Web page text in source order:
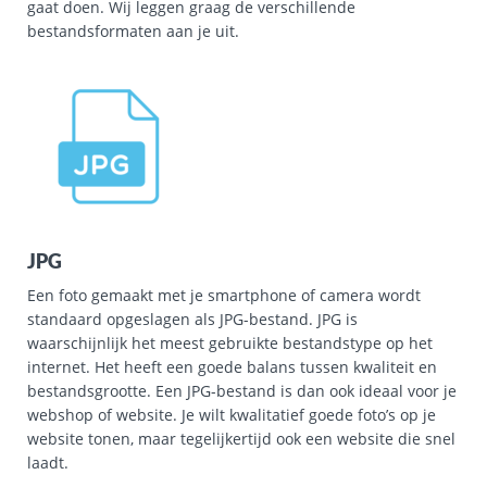
gaat doen. Wij leggen graag de verschillende
bestandsformaten aan je uit.
JPG
Een foto gemaakt met je smartphone of camera wordt
standaard opgeslagen als JPG-bestand. JPG is
waarschijnlijk het meest gebruikte bestandstype op het
internet. Het heeft een goede balans tussen kwaliteit en
bestandsgrootte. Een JPG-bestand is dan ook ideaal voor je
webshop of website. Je wilt kwalitatief goede foto’s op je
website tonen, maar tegelijkertijd ook een website die snel
laadt.